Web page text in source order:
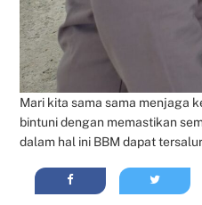
Mari kita sama sama menjaga
bintuni dengan memastikan
dalam hal ini BBM dapat